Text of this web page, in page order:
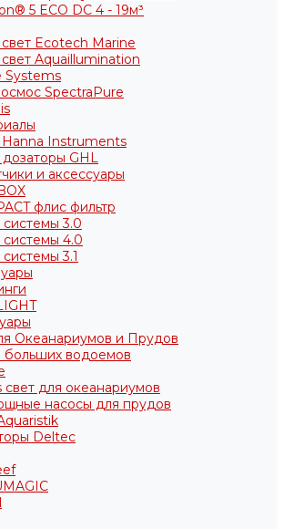
5 ECO DC 4 - 19м³
Ecotech Marine
Aquaillumination
Systems
SpectraPure
Hanna Instruments
GHL
и аксессуары
флис фильтр
3.0
4.0
3.1
Океанариумов и Прудов
больших водоемов
для океанариумов
насосы для прудов
Deltec